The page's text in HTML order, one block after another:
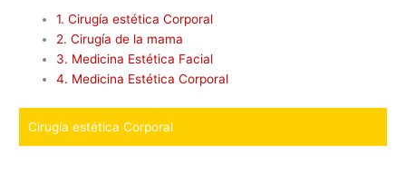
1. Cirugía estética Corporal
2. Cirugía de la mama
3. Medicina Estética Facial
4. Medicina Estética Corporal
Cirugía estética Corporal